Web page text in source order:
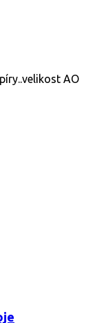
AO